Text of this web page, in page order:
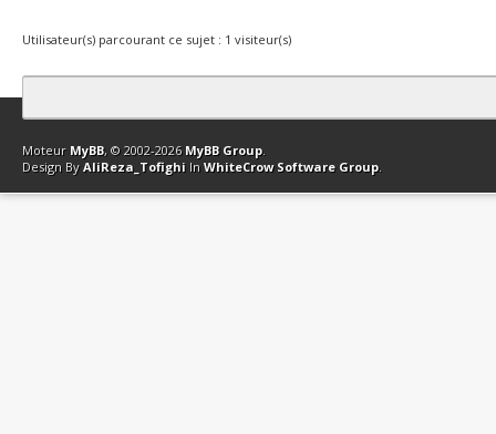
Utilisateur(s) parcourant ce sujet : 1 visiteur(s)
Contact Club Affiliation Retourner en haut Version bas-débit
Moteur MyBB, © 2002-2026 MyBB Group.
Design By AliReza_Tofighi In WhiteCrow Software Group.